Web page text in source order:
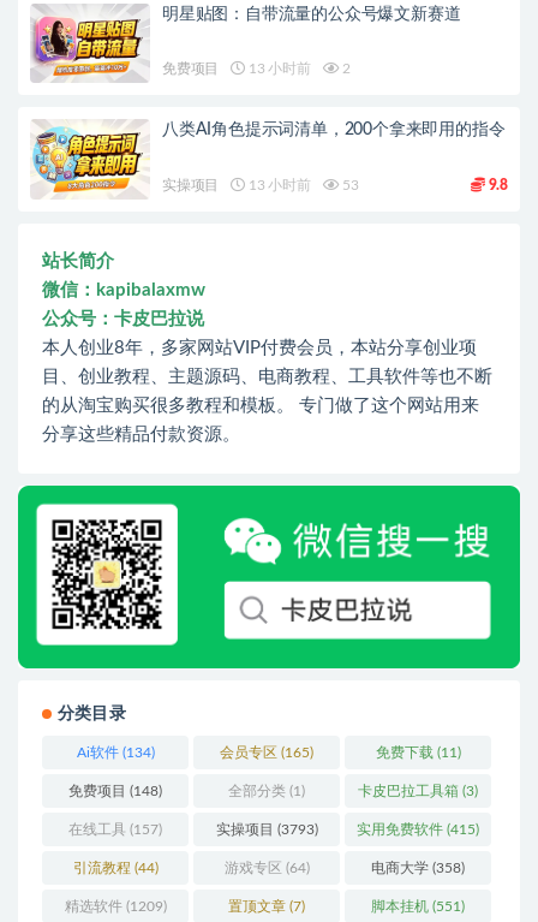
明星贴图：自带流量的公众号爆文新赛道
免费项目 13 小时前 2
八类AI角色提示词清单，200个拿来即用的指令
实操项目 13 小时前 53 9.8
站长简介
微信：kapibalaxmw
公众号：卡皮巴拉说
本人创业8年，多家网站VIP付费会员，本站分享创业项
目、创业教程、主题源码、电商教程、工具软件等也不断
的从淘宝购买很多教程和模板。 专门做了这个网站用来
分享这些精品付款资源。
分类目录
Ai软件(134) 会员专区 (165) 免费下载(11)
免费项目 (148) 全部分类 (1) 卡皮巴拉工具箱 (3)
在线工具 (157) 实操项目 (3793) 实用免费软件 (415)
引流教程 (44) 游戏专区 (64) 电商大学 (358)
精选软件(1209) 置顶文章 (7) 脚本挂机 (551)